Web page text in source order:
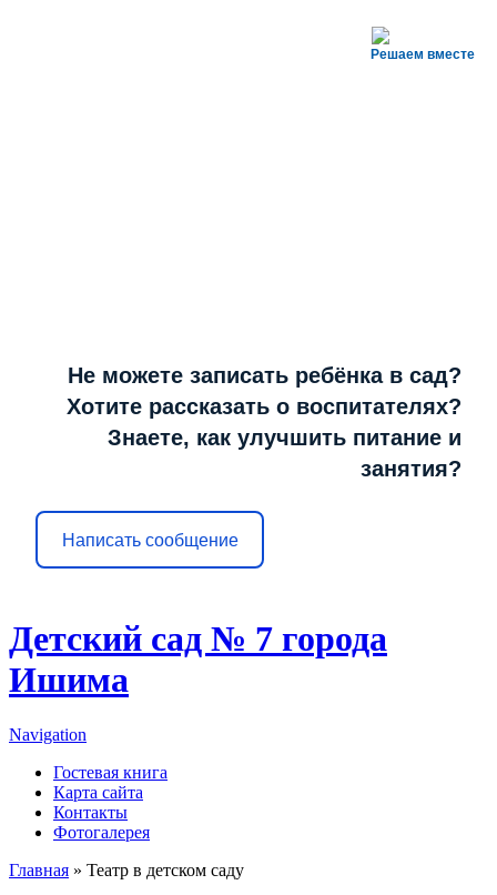
Решаем вместе
Не можете записать ребёнка в сад?
Хотите рассказать о воспитателях?
Знаете, как улучшить питание и
занятия?
Написать сообщение
Детский сад № 7 города
Ишима
Navigation
Гостевая книга
Карта сайта
Контакты
Фотогалерея
Главная » Театр в детском саду